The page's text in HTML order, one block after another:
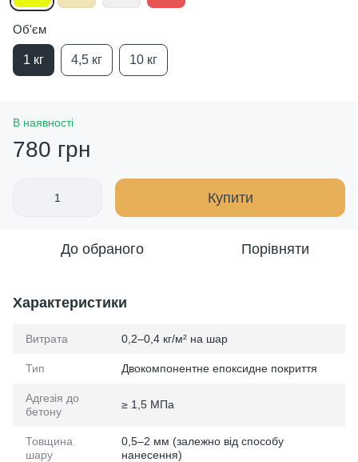
Об'єм
1 кг 4,5 кг 10 кг
В наявності
780 грн
Купити
До обраного Порівняти
Характеристики
Витрата 0,2–0,4 кг/м² на шар
Тип Двокомпонентне епоксидне покриття
Адгезія до
бетону
≥ 1,5 МПа
Товщина
шару
0,5–2 мм (залежно від способу
нанесення)